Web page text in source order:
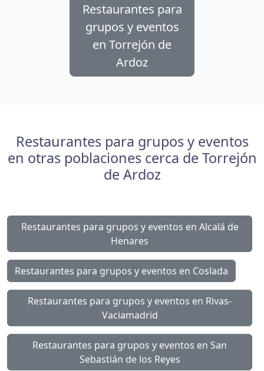
Restaurantes para
grupos y eventos
en Torrejón de
Ardoz
Restaurantes para grupos y eventos
en otras poblaciones cerca de Torrejón
de Ardoz
Restaurantes para grupos y eventos en Alcalá de
Henares
Restaurantes para grupos y eventos en Coslada
Restaurantes para grupos y eventos en Rivas-
Vaciamadrid
Restaurantes para grupos y eventos en San
Sebastián de los Reyes